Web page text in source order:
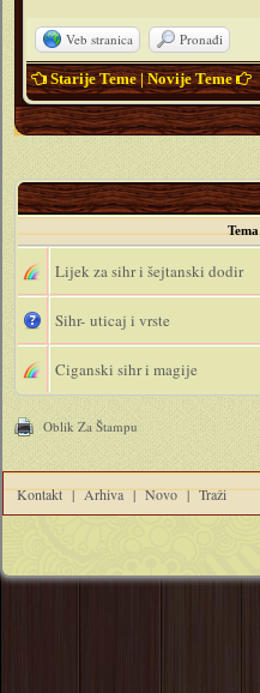
Veb stranica Pronađi
Starije Teme|Novije Teme
Tema
Lijek za sihr i šejtanski dodir
Sihr- uticaj i vrste
Ciganski sihr i magije
Oblik Za Štampu
Kontakt | Arhiva | Novo | Traži